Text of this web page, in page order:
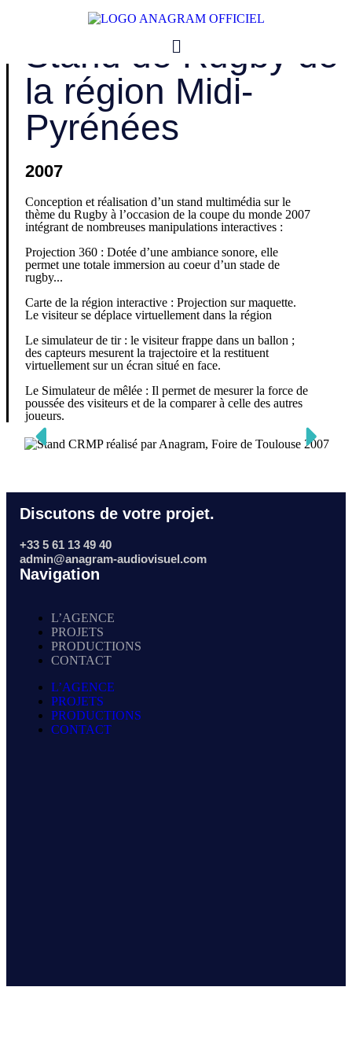
ANAGRAM AUDIOVISUEL
Stand de Rugby de
la région Midi-
Pyrénées
2007
Conception et réalisation d’un stand multimédia sur le
thème du Rugby à l’occasion de la coupe du monde 2007
intégrant de nombreuses manipulations interactives :
Projection 360 : Dotée d’une ambiance sonore, elle
permet une totale immersion au coeur d’un stade de
rugby...
Carte de la région interactive : Projection sur maquette.
Le visiteur se déplace virtuellement dans la région
Le simulateur de tir : le visiteur frappe dans un ballon ;
des capteurs mesurent la trajectoire et la restituent
virtuellement sur un écran situé en face.
Le Simulateur de mêlée : Il permet de mesurer la force de
poussée des visiteurs et de la comparer à celle des autres
joueurs.
Discutons de votre projet.
+33 5 61 13 49 40
admin@anagram-audiovisuel.com
Navigation
L’AGENCE
PROJETS
PRODUCTIONS
CONTACT
L’AGENCE
PROJETS
PRODUCTIONS
CONTACT